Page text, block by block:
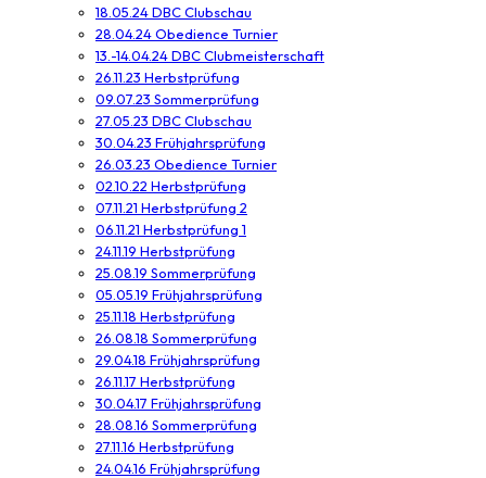
18.05.24 DBC Clubschau
28.04.24 Obedience Turnier
13.-14.04.24 DBC Clubmeisterschaft
26.11.23 Herbstprüfung
09.07.23 Sommerprüfung
27.05.23 DBC Clubschau
30.04.23 Frühjahrsprüfung
26.03.23 Obedience Turnier
02.10.22 Herbstprüfung
07.11.21 Herbstprüfung 2
06.11.21 Herbstprüfung 1
24.11.19 Herbstprüfung
25.08.19 Sommerprüfung
05.05.19 Frühjahrsprüfung
25.11.18 Herbstprüfung
26.08.18 Sommerprüfung
29.04.18 Frühjahrsprüfung
26.11.17 Herbstprüfung
30.04.17 Frühjahrsprüfung
28.08.16 Sommerprüfung
27.11.16 Herbstprüfung
24.04.16 Frühjahrsprüfung